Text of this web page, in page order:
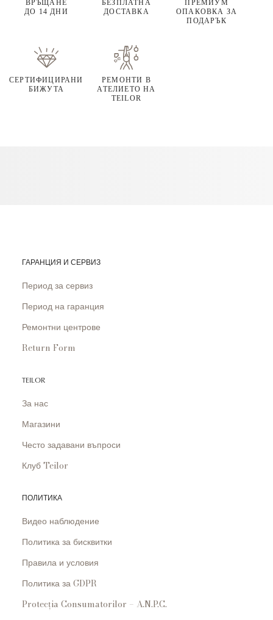
ВРЪЩАНЕ
ДО 14 ДНИ
БЕЗПЛАТНА
ДОСТАВКА
ПРЕМИУМ
ОПАКОВКА ЗА
ПОДАРЪК
СЕРТИФИЦИРАНИ
БИЖУТА
РЕМОНТИ В
АТЕЛИЕТО НА
TEILOR
ГАРАНЦИЯ И СЕРВИЗ
Период за сервиз
Период на гаранция
Ремонтни центрове
Return Form
TEILOR
За нас
Магазини
Често задавани въпроси
Клуб Teilor
ПОЛИТИКА
Видео наблюдение
Политика за бисквитки
Правила и условия
Политика за GDPR
Protecția Consumatorilor – A.N.P.C.